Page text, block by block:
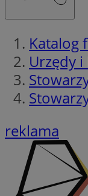
Katalog
Urzędy
reklama